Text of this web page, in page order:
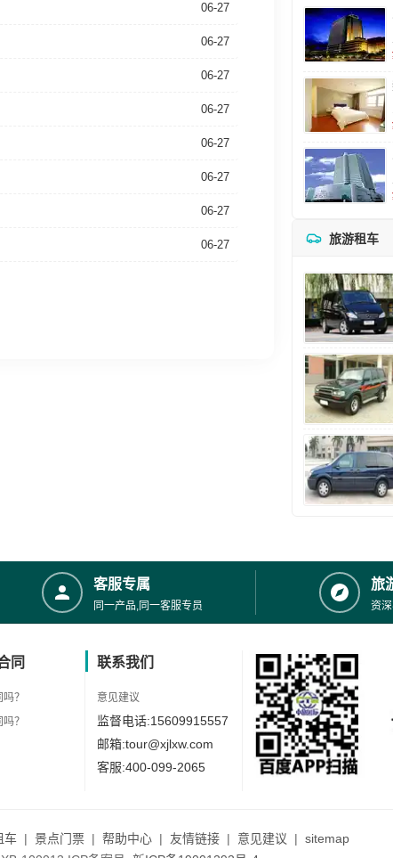
06-27
06-27
06-27
06-27
06-27
06-27
06-27
06-27 旅游租车
客服专属
同一产品,同一客服专员
旅
资
同
？
？
联系我们
意见建议
监督电话:15609915557
邮箱:tour@xjlxw.com
客服:400-099-2065
车 | 景点门票 | 帮助中心 | 友情链接 | 意见建议 | sitemap